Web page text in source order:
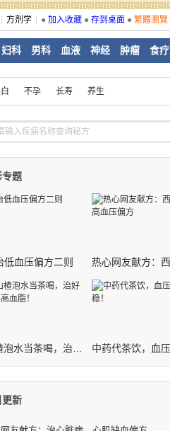
方剂学 ● 加入收藏 ● 存到桌面 ● 繁體瀏覽
妇科 男科 血液 神经 肿瘤 食疗
不孕 长寿 养生
专题
低血压偏方二则
更新